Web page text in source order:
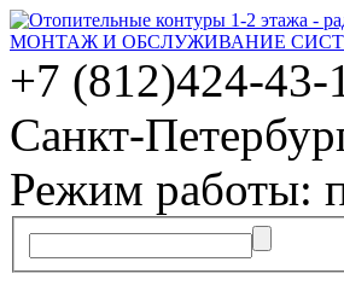
МОНТАЖ И ОБСЛУЖИВАНИЕ
+7 (812)424-43-
Санкт-
Режим работы: